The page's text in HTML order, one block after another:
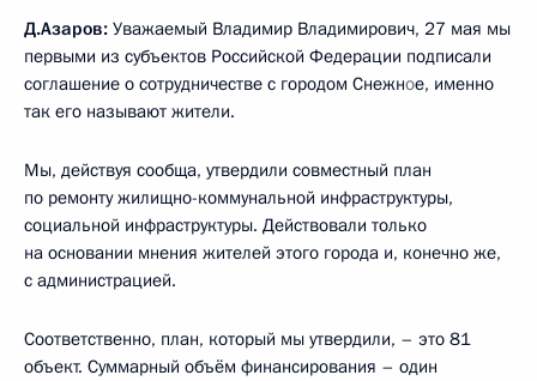
Д.Азаров: Уважаемый Владимир Владимирович, 27 мая мы
первыми из субъектов Российской Федерации подписали
соглашение о сотрудничестве с городом Снежное, именно
так его называют жители.
Мы, действуя сообща, утвердили совместный план
по ремонту жилищно-коммунальной инфраструктуры,
социальной инфраструктуры. Действовали только
на основании мнения жителей этого города и, конечно же,
с администрацией.
Соответственно, план, который мы утвердили, – это 81
объект. Суммарный объём финансирования – один